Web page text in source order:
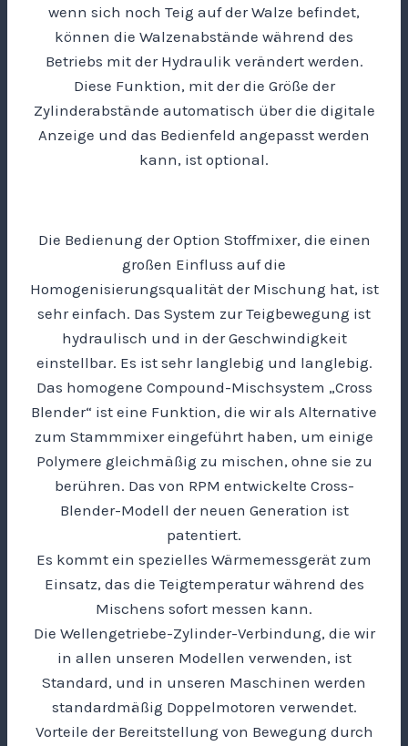
wenn sich noch Teig auf der Walze befindet,
können die Walzenabstände während des
Betriebs mit der Hydraulik verändert werden.
Diese Funktion, mit der die Größe der
Zylinderabstände automatisch über die digitale
Anzeige und das Bedienfeld angepasst werden
kann, ist optional.
Die Bedienung der Option Stoffmixer, die einen
großen Einfluss auf die
Homogenisierungsqualität der Mischung hat, ist
sehr einfach. Das System zur Teigbewegung ist
hydraulisch und in der Geschwindigkeit
einstellbar. Es ist sehr langlebig und langlebig.
Das homogene Compound-Mischsystem „Cross
Blender“ ist eine Funktion, die wir als Alternative
zum Stammmixer eingeführt haben, um einige
Polymere gleichmäßig zu mischen, ohne sie zu
berühren. Das von RPM entwickelte Cross-
Blender-Modell der neuen Generation ist
patentiert.
Es kommt ein spezielles Wärmemessgerät zum
Einsatz, das die Teigtemperatur während des
Mischens sofort messen kann.
Die Wellengetriebe-Zylinder-Verbindung, die wir
in allen unseren Modellen verwenden, ist
Standard, und in unseren Maschinen werden
standardmäßig Doppelmotoren verwendet.
Vorteile der Bereitstellung von Bewegung durch